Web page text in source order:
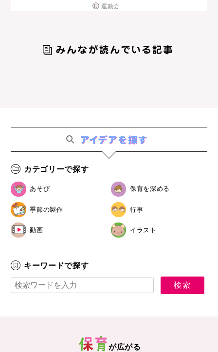
運動会
カテゴリーで探す
あそび 保育を深める
季節の製作 行事
動画 イラスト
キーワードで探す
が広がる